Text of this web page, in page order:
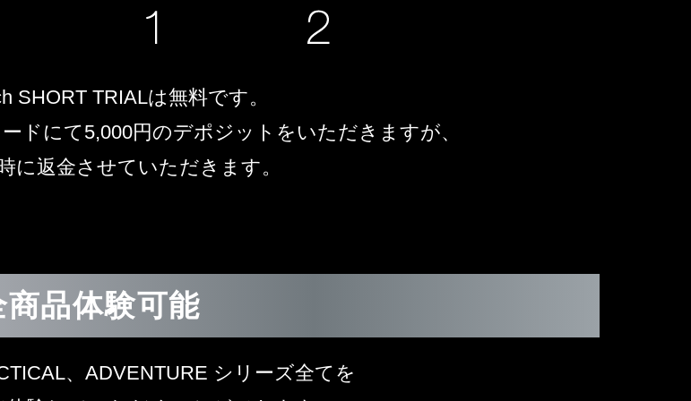
SHORT TRIALは無料です。
ドにて5,000円のデポジットをいただきますが、
に返金させていただきます。
商品体験可能
、ADVENTURE シリーズ全てを